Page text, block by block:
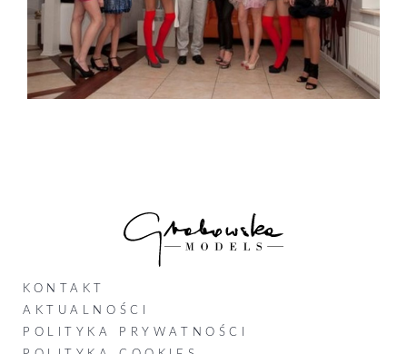
KONTAKT
AKTUALNOŚCI
POLITYKA PRYWATNOŚCI